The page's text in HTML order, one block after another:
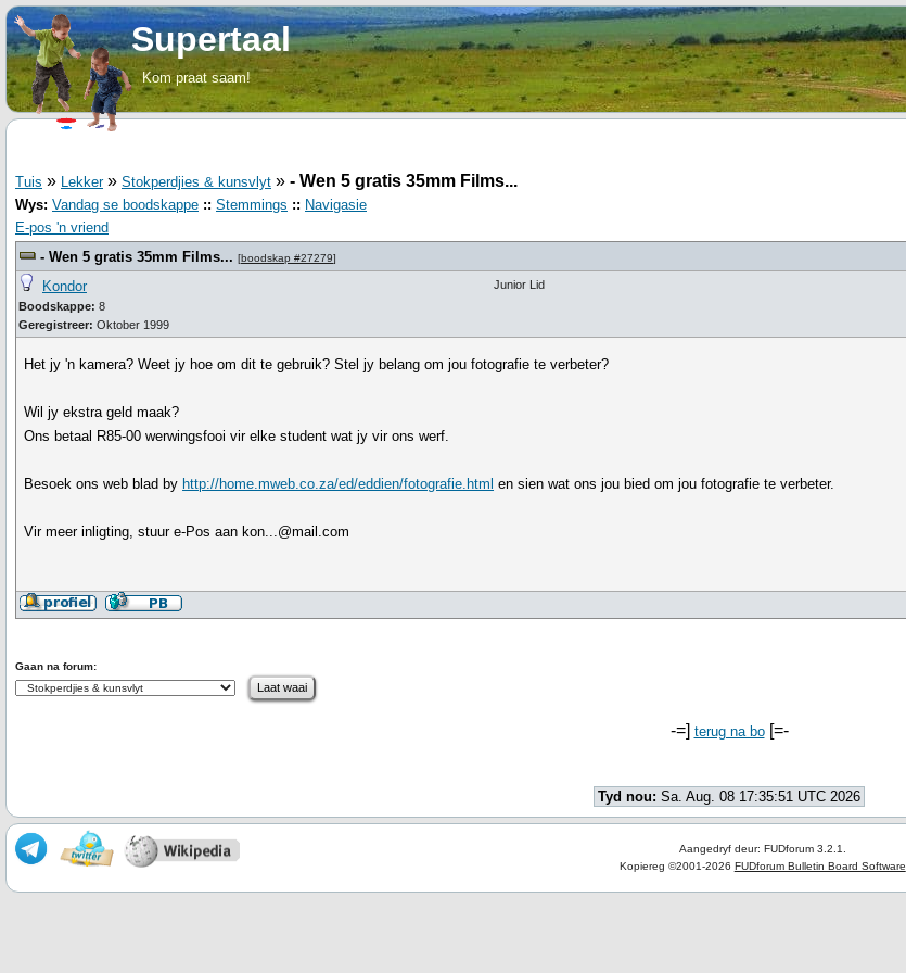
Supertaal
Kom praat saam!
Tuis » Lekker» Stokperdjies & kunsvlyt » - Wen 5 gratis 35mm Films...
Wys: Vandag se boodskappe :: Stemmings :: Navigasie
E-pos 'n vriend
- Wen 5 gratis 35mm Films... [boodskap #27279]
Kondor
Boodskappe: 8
Geregistreer: Oktober 1999
Junior Lid
Het jy 'n kamera? Weet jy hoe om dit te gebruik? Stel jy belang om jou fotografie te verbeter?
Wil jy ekstra geld maak?
Ons betaal R85-00 werwingsfooi vir elke student wat jy vir ons werf.
Besoek ons web blad by http://home.mweb.co.za/ed/eddien/fotografie.html en sien wat ons jou bied om jou fotografie te verbeter.
Vir meer inligting, stuur e-Pos aan kon...@mail.com
Gaan na forum:
-=] terug na bo[=-
Tyd nou: Sa. Aug. 08 17:35:51 UTC 2026
Aangedryf deur: FUDforum 3.2.1.
Kopiereg ©2001-2026 FUDforum Bulletin Board Software